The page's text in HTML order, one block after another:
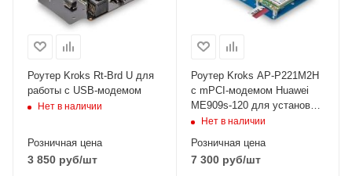
Роутер Kroks Rt-Brd U для
работы с USB-модемом
Нет в наличии
Розничная цена
3 850 руб/шт
Роутер Kroks AP-P221M2H
с mPCI-модемом Huawei
ME909s-120 для установки
в гермобокс
Нет в наличии
Розничная цена
7 300руб/шт